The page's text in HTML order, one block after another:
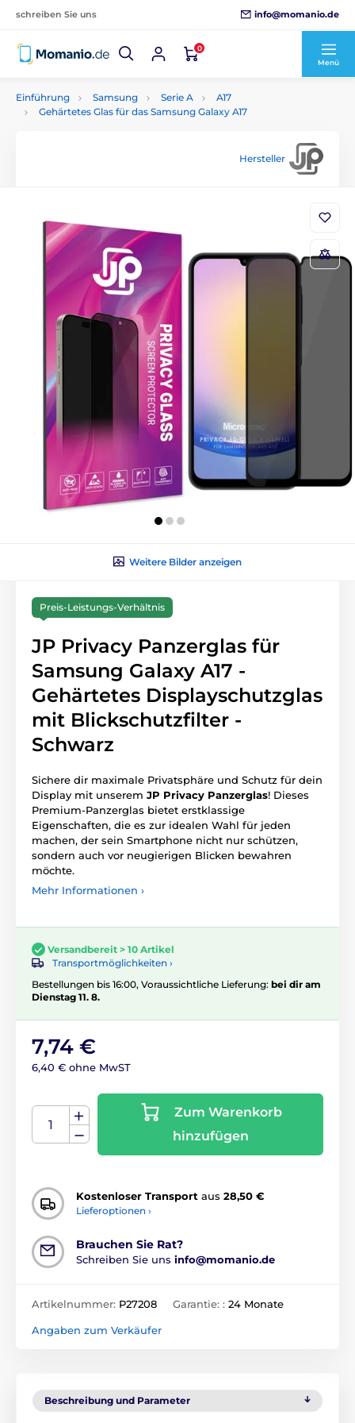
schreiben Sie uns info@momanio.de
0
Menü
Einführung Samsung Serie A
A17
Gehärtetes Glas für das Samsung Galaxy A17
Hersteller
Weitere Bilder anzeigen
Preis-Leistungs-Verhältnis
JP Privacy Panzerglas für
Samsung Galaxy A17 -
Gehärtetes Displayschutzglas
mit Blickschutzfilter -
Schwarz
Sichere dir maximale Privatsphäre und Schutz für dein
Display mit unserem JP Privacy Panzerglas! Dieses
Premium-Panzerglas bietet erstklassige
Eigenschaften, die es zur idealen Wahl für jeden
machen, der sein Smartphone nicht nur schützen,
sondern auch vor neugierigen Blicken bewahren
möchte.
Mehr Informationen ›
Versandbereit > 10 Artikel
Transportmöglichkeiten ›
Bestellungen bis 16:00, Voraussichtliche Lieferung: bei dir am
Dienstag 11. 8.
7,74 €
6,40 € ohne MwST
Zum Warenkorb
hinzufügen
Kostenloser Transport aus 28,50 €
Lieferoptionen ›
Brauchen Sie Rat?
Schreiben Sie uns info@momanio.de
Artikelnummer: P27208 Garantie: : 24 Monate
Angaben zum Verkäufer
Beschreibung und Parameter